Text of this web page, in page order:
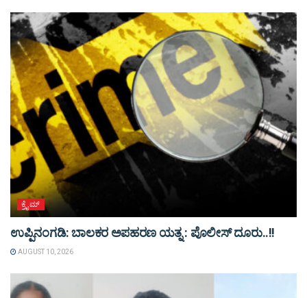
ಕ್ರೈಮ್
ಉಪ್ಪಿನಂಗಡಿ: ಬಾಲಕರ ಅಪಹರಣ ಯತ್ನ : ಪೊಲೀಸ್ ದೂರು..!!
AUGUST 10, 2026